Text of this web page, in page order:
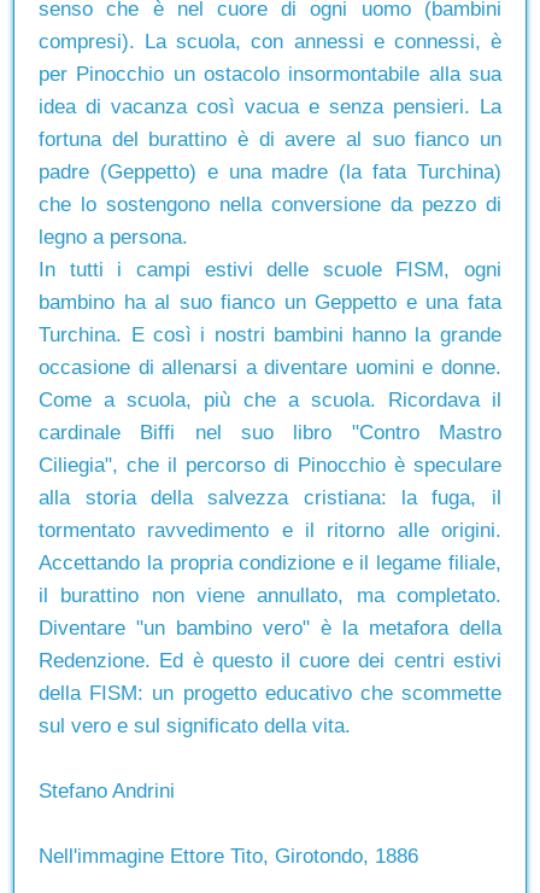
senso che è nel cuore di ogni uomo (bambini
compresi). La scuola, con annessi e connessi, è
per Pinocchio un ostacolo insormontabile alla sua
idea di vacanza così vacua e senza pensieri. La
fortuna del burattino è di avere al suo fianco un
padre (Geppetto) e una madre (la fata Turchina)
che lo sostengono nella conversione da pezzo di
legno a persona.
In tutti i campi estivi delle scuole FISM, ogni
bambino ha al suo fianco un Geppetto e una fata
Turchina. E così i nostri bambini hanno la grande
occasione di allenarsi a diventare uomini e donne.
Come a scuola, più che a scuola. Ricordava il
cardinale Biffi nel suo libro "Contro Mastro
Ciliegia", che il percorso di Pinocchio è speculare
alla storia della salvezza cristiana: la fuga, il
tormentato ravvedimento e il ritorno alle origini.
Accettando la propria condizione e il legame filiale,
il burattino non viene annullato, ma completato.
Diventare "un bambino vero" è la metafora della
Redenzione. Ed è questo il cuore dei centri estivi
della FISM: un progetto educativo che scommette
sul vero e sul significato della vita.
Stefano Andrini
Nell'immagine Ettore Tito, Girotondo, 1886